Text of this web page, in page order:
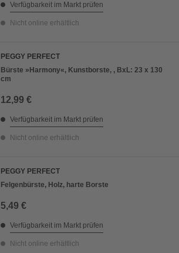
Verfügbarkeit im Markt prüfen
Nicht online erhältlich
PEGGY PERFECT
Bürste »Harmony«, Kunstborste, , BxL: 23 x 130
cm
12,99 €
Verfügbarkeit im Markt prüfen
Nicht online erhältlich
PEGGY PERFECT
Felgenbürste, Holz, harte Borste
5,49 €
Verfügbarkeit im Markt prüfen
Nicht online erhältlich